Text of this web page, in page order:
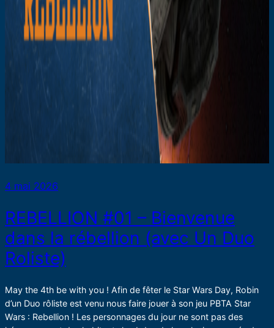
4 mai 2026
REBELLION #01 – Bienvenue
dans la rébellion (avec Un Duo
Roliste)
May the 4th be with you ! Afin de fêter le Star Wars Day, Robin
d’un Duo rôliste est venu nous faire jouer à son jeu PBTA Star
Wars : Rebellion ! Les personnages du jour ne sont pas des